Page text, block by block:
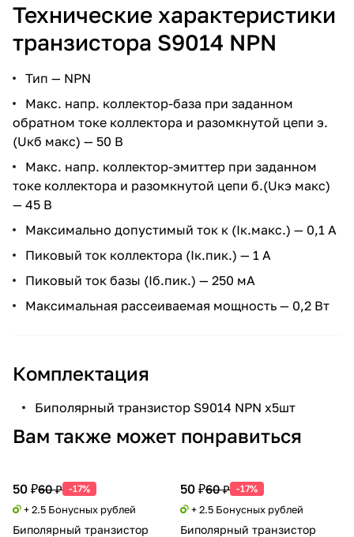
Технические характеристики
транзистора S9014 NPN
Тип — NPN
Макс. напр. коллектор-база при заданном
обратном токе коллектора и разомкнутой цепи э.
(Uкб макс) — 50 В
Макс. напр. коллектор-эмиттер при заданном
токе коллектора и разомкнутой цепи б.(Uкэ макс)
— 45 В
Максимально допустимый ток к (Ік.макс.) — 0,1 А
Пиковый ток коллектора (Ік.пик.) — 1 A
Пиковый ток базы (Іб.пик.) — 250 мА
Максимальная рассеиваемая мощность — 0,2 Вт
Комплектация
Биполярный транзистор S9014 NPN х5шт
Вам также может понравиться
50 ₽60 ₽ -17%
+ 2.5 Бонусных рублей
Биполярный транзистор
50 ₽60 ₽ -17%
+ 2.5 Бонусных рублей
Биполярный транзистор